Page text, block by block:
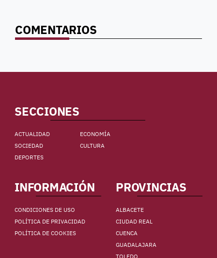
COMENTARIOS
SECCIONES
ACTUALIDAD
ECONOMÍA
SOCIEDAD
CULTURA
DEPORTES
INFORMACIÓN
CONDICIONES DE USO
POLÍTICA DE PRIVACIDAD
POLÍTICA DE COOKIES
PROVINCIAS
ALBACETE
CIUDAD REAL
CUENCA
GUADALAJARA
TOLEDO